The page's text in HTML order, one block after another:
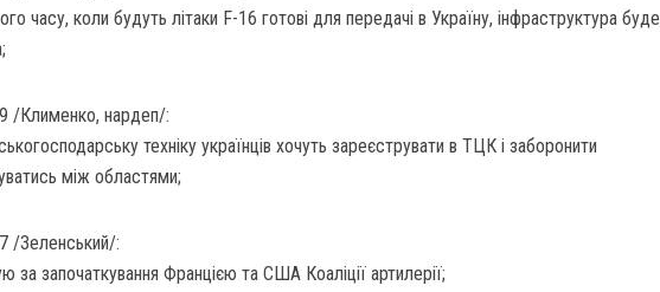
часу, коли будуть літаки F-16 готові для передачі в Україну, інфраструктура буде
/Клименко, нардеп/:
техніку українців хочуть зареєструвати в ТЦК і заборонити
між областями;
/Зеленський/:
за започаткування Францією та США Коаліції артилерії;